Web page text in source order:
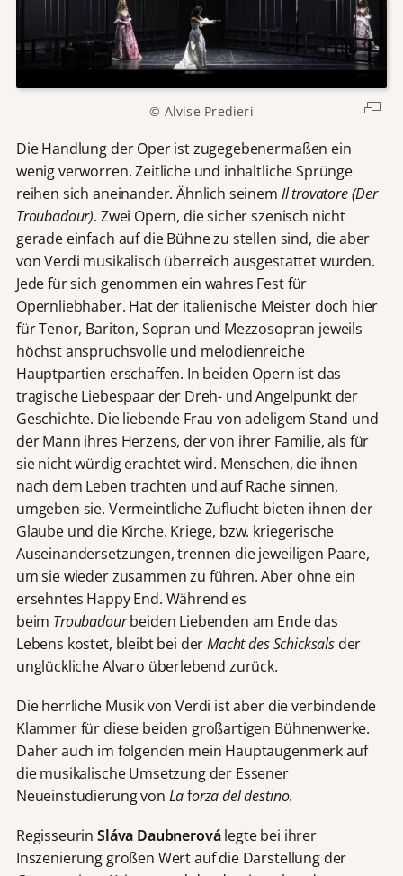
© Alvise Predieri
Die Handlung der Oper ist zugegebenermaßen ein
wenig verworren. Zeitliche und inhaltliche Sprünge
reihen sich aneinander. Ähnlich seinem Il trovatore (Der
Troubadour). Zwei Opern, die sicher szenisch nicht
gerade einfach auf die Bühne zu stellen sind, die aber
von Verdi musikalisch überreich ausgestattet wurden.
Jede für sich genommen ein wahres Fest für
Opernliebhaber. Hat der italienische Meister doch hier
für Tenor, Bariton, Sopran und Mezzosopran jeweils
höchst anspruchsvolle und melodienreiche
Hauptpartien erschaffen. In beiden Opern ist das
tragische Liebespaar der Dreh- und Angelpunkt der
Geschichte. Die liebende Frau von adeligem Stand und
der Mann ihres Herzens, der von ihrer Familie, als für
sie nicht würdig erachtet wird. Menschen, die ihnen
nach dem Leben trachten und auf Rache sinnen,
umgeben sie. Vermeintliche Zuflucht bieten ihnen der
Glaube und die Kirche. Kriege, bzw. kriegerische
Auseinandersetzungen, trennen die jeweiligen Paare,
um sie wieder zusammen zu führen. Aber ohne ein
ersehntes Happy End. Während es
beim Troubadourbeiden Liebenden am Ende das
Lebens kostet, bleibt bei derMacht des Schicksalsder
unglückliche Alvaro überlebend zurück.
Die herrliche Musik von Verdi ist aber die verbindende
Klammer für diese beiden großartigen Bühnenwerke.
Daher auch im folgenden mein Hauptaugenmerk auf
die musikalische Umsetzung der Essener
Neueinstudierung von Laforza del destino.
Regisseurin Sláva Daubneroválegte bei ihrer
Inszenierung großen Wert auf die Darstellung der